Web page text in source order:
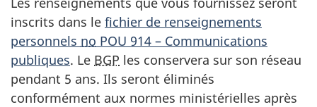
inscrits dans le fichier de renseignements
personnels no POU 914 – Communications
publiques. Le BGP les conservera sur son réseau
pendant 5 ans. Ils seront éliminés
conformément aux normes ministérielles après